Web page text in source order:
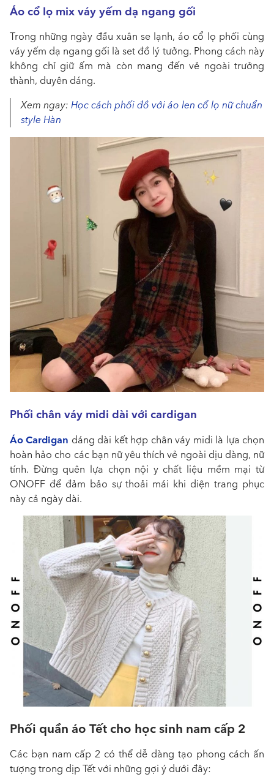
Áo cổ lọ mix váy yếm dạ ngang gối
Trong những ngày đầu xuân se lạnh, áo cổ lọ phối cùng
váy yếm dạ ngang gối là set đồ lý tưởng. Phong cách này
không chỉ giữ ấm mà còn mang đến vẻ ngoài trưởng
thành, duyên dáng.
Xem ngay: Học cách phối đồ với áo len cổ lọ nữ chuẩn
style Hàn
Phối chân váy midi dài với cardigan
Áo Cardigan dáng dài kết hợp chân váy midi là lựa chọn
hoàn hảo cho các bạn nữ yêu thích vẻ ngoài dịu dàng, nữ
tính. Đừng quên lựa chọn nội y chất liệu mềm mại từ
ONOFF để đảm bảo sự thoải mái khi diện trang phục
này cả ngày dài.
Phối quần áo Tết cho học sinh nam cấp 2
Các bạn nam cấp 2 có thể dễ dàng tạo phong cách ấn
tượng trong dịp Tết với những gợi ý dưới đây: